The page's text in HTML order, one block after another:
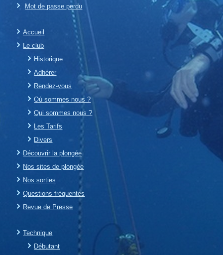
Mot de passe perdu
Accueil
Le club
Historique
Adhérer
Rendez-vous
Où sommes nous ?
Qui sommes nous ?
Les Tarifs
Divers
Découvrir la plongée
Nos sites de plongée
Nos sorties
Questions fréquentes
Revue de Presse
Technique
Débutant